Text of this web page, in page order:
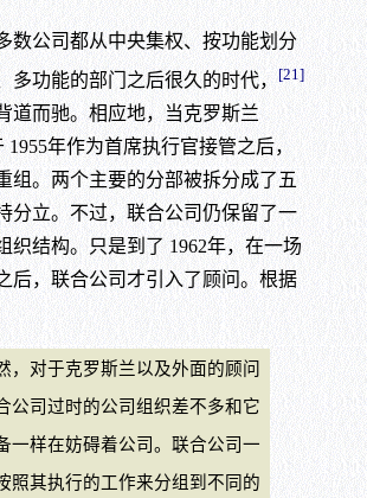
公司都从中央集权、按功能划分
多功能的部门之后很久的时代， [21]
道而驰。相应地，当克罗斯兰
1955年作为首席执行官接管之后，
组。两个主要的分部被拆分成了五
分立。不过，联合公司仍保留了一
织结构。只是到了 1962年，在一场
后，联合公司才引入了顾问。根据
对于克罗斯兰以及外面的顾问
公司过时的公司组织差不多和它
一样在妨碍着公司。联合公司一
照其执行的工作来分组到不同的